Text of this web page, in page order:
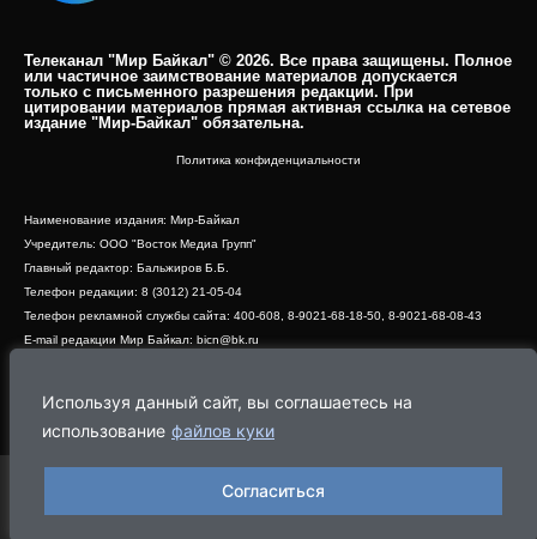
Используя данный сайт, вы соглашаетесь на
использование файлов куки
Согласиться
Телеканал "Мир Байкал" © 2026. Все права защищены. Полное
или частичное заимствование материалов допускается
только с письменного разрешения редакции. При
цитировании материалов прямая активная ссылка на сетевое
издание "Мир-Байкал" обязательна.​
Политика конфиденциальности
Наименование издания: Мир-Байкал
Учредитель: ООО "Восток Медиа Групп"
Главный редактор: Бальжиров Б.Б.
Телефон редакции: 8 (3012) 21-05-04
Телефон рекламной службы сайта: 400-608, 8-9021-68-18-50, 8-9021-68-08-43
E-mail редакции Мир Байкал: bicn@bk.ru
Адрес редакции: 670000, г. Улан-Удэ, ул. Профсоюзная, дом 44, офис 1